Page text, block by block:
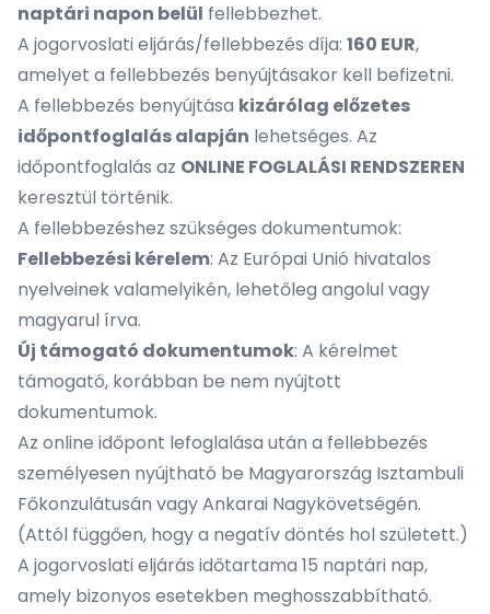
naptári napon belül fellebbezhet.
A jogorvoslati eljárás/fellebbezés díja: 160 EUR,
amelyet a fellebbezés benyújtásakor kell befizetni.
A fellebbezés benyújtása kizárólag előzetes
időpontfoglalás alapján lehetséges. Az
időpontfoglalás az ONLINE FOGLALÁSI RENDSZEREN
keresztül történik.
A fellebbezéshez szükséges dokumentumok:
Fellebbezési kérelem: Az Európai Unió hivatalos
nyelveinek valamelyikén, lehetőleg angolul vagy
magyarul írva.
Új támogató dokumentumok: A kérelmet
támogató, korábban be nem nyújtott
dokumentumok.
Az online időpont lefoglalása után a fellebbezés
személyesen nyújtható be Magyarország Isztambuli
Főkonzulátusán vagy Ankarai Nagykövetségén.
(Attól függően, hogy a negatív döntés hol született.)
A jogorvoslati eljárás időtartama 15 naptári nap,
amely bizonyos esetekben meghosszabbítható.